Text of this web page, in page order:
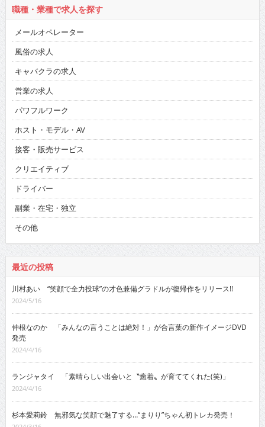
職種・業種で求人を探す
メールオペレーター
風俗の求人
キャバクラの求人
営業の求人
パワフルワーク
ホスト・モデル・AV
接客・販売サービス
クリエイティブ
ドライバー
副業・在宅・独立
その他
最近の投稿
川村あい “笑顔で全力投球”の才色兼備グラドルが復帰作をリリース!!
2024/5/16
仲根なのか 「みんなの言うことは絶対！」が合言葉の新作イメージDVD
発売
2024/4/16
ランジャタイ 「素晴らしい出会いと〝癒着〟が育ててくれた(笑)」
2024/4/16
杉本愛莉鈴 無邪気な笑顔で魅了する…“まりり”ちゃん初トレカ発売！